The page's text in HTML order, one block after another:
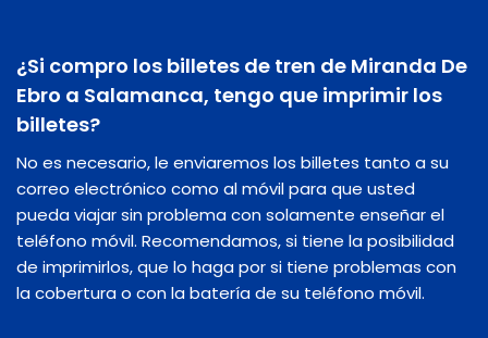
¿Si compro los billetes de tren de Miranda De
Ebro a Salamanca, tengo que imprimir los
billetes?
No es necesario, le enviaremos los billetes tanto a su
correo electrónico como al móvil para que usted
pueda viajar sin problema con solamente enseñar el
teléfono móvil. Recomendamos, si tiene la posibilidad
de imprimirlos, que lo haga por si tiene problemas con
la cobertura o con la batería de su teléfono móvil.